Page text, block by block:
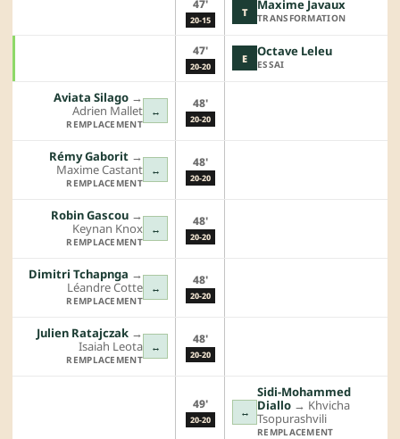
47'
20-15
T Maxime Javaux
TRANSFORMATION
47'
20-20
E Octave Leleu
ESSAI
↔
Aviata Silago →︎
Adrien Mallet
REMPLACEMENT
48'
20-20
↔
Rémy Gaborit →︎
Maxime Castant
REMPLACEMENT
48'
20-20
↔
Robin Gascou →︎
Keynan Knox
REMPLACEMENT
48'
20-20
↔
Dimitri Tchapnga →︎
Léandre Cotte
REMPLACEMENT
48'
20-20
↔
Julien Ratajczak →︎
Isaiah Leota
REMPLACEMENT
48'
20-20
49'
20-20
↔
Sidi-Mohammed
Diallo →︎ Khvicha
Tsopurashvili
REMPLACEMENT